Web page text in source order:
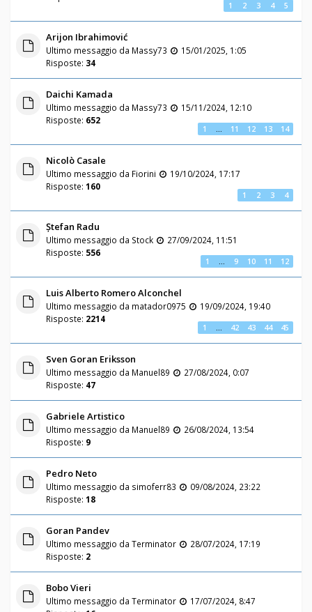
1 2 3 4 5
Arijon Ibrahimović
Ultimo messaggio da Massy73
15/01/2025, 1:05
Risposte: 34
Daichi Kamada
Ultimo messaggio da Massy73
15/11/2024, 12:10
Risposte: 652
1 … 11 12 13 14
Nicolò Casale
Ultimo messaggio da Fiorini
19/10/2024, 17:17
Risposte: 160
1 2 3 4
Ștefan Radu
Ultimo messaggio da Stock
27/09/2024, 11:51
Risposte: 556
1 … 9 10 11 12
Luis Alberto Romero Alconchel
Ultimo messaggio da matador0975
19/09/2024, 19:40
Risposte: 2214
1 … 42 43 44 45
Sven Goran Eriksson
Ultimo messaggio da Manuel89
27/08/2024, 0:07
Risposte: 47
Gabriele Artistico
Ultimo messaggio da Manuel89
26/08/2024, 13:54
Risposte: 9
Pedro Neto
Ultimo messaggio da simoferr83
09/08/2024, 23:22
Risposte: 18
Goran Pandev
Ultimo messaggio da Terminator
28/07/2024, 17:19
Risposte: 2
Bobo Vieri
Ultimo messaggio da Terminator
17/07/2024, 8:47